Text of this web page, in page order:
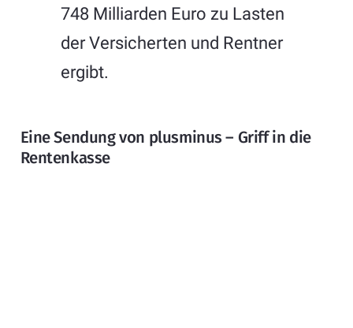
748 Milliarden Euro zu Lasten
der Versicherten und Rentner
ergibt.
Eine Sendung von plusminus – Griff in die
Rentenkasse